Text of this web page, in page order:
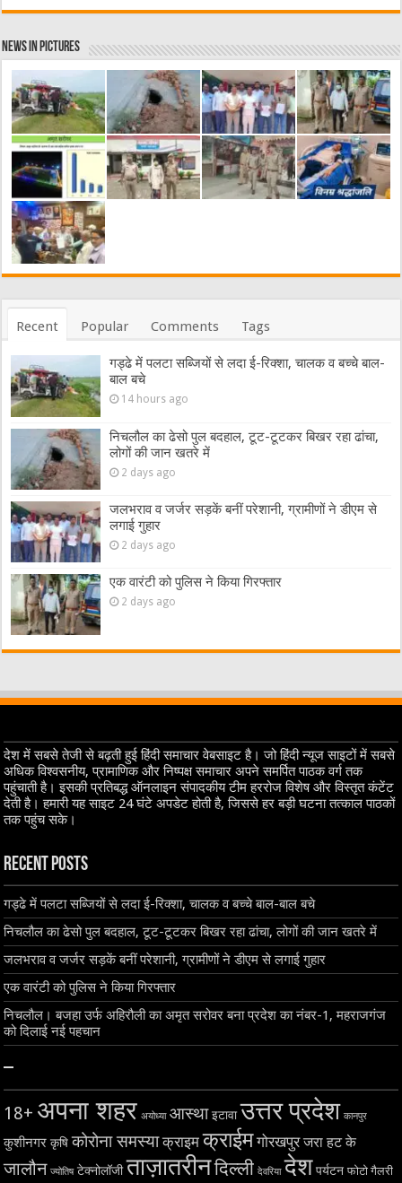
News in Pictures
Recent Popular Comments Tags
गड्ढे में पलटा सब्जियों से लदा ई-रिक्शा, चालक व बच्चे बाल-
बाल बचे
14 hours ago
निचलौल का ढेसो पुल बदहाल, टूट-टूटकर बिखर रहा ढांचा,
लोगों की जान खतरे में
2 days ago
जलभराव व जर्जर सड़कें बनीं परेशानी, ग्रामीणों ने डीएम से
लगाई गुहार
2 days ago
एक वारंटी को पुलिस ने किया गिरफ्तार
2 days ago
देश में सबसे तेजी से बढ़ती हुई हिंदी समाचार वेबसाइट है। जो हिंदी न्यूज साइटों में सबसे
अधिक विश्वसनीय, प्रामाणिक और निष्पक्ष समाचार अपने समर्पित पाठक वर्ग तक
पहुंचाती है। इसकी प्रतिबद्ध ऑनलाइन संपादकीय टीम हररोज विशेष और विस्तृत कंटेंट
देती है। हमारी यह साइट 24 घंटे अपडेट होती है, जिससे हर बड़ी घटना तत्काल पाठकों
तक पहुंच सके।
Recent Posts
गड्ढे में पलटा सब्जियों से लदा ई-रिक्शा, चालक व बच्चे बाल-बाल बचे
निचलौल का ढेसो पुल बदहाल, टूट-टूटकर बिखर रहा ढांचा, लोगों की जान खतरे में
जलभराव व जर्जर सड़कें बनीं परेशानी, ग्रामीणों ने डीएम से लगाई गुहार
एक वारंटी को पुलिस ने किया गिरफ्तार
निचलौल। बजहा उर्फ अहिरौली का अमृत सरोवर बना प्रदेश का नंबर-1, महराजगंज
को दिलाई नई पहचान
–
18+ अपना शहर अयोध्या आस्था इटावा उत्तर प्रदेश कानपुर
कुशीनगर कृषि कोरोना समस्या क्राइम क्राईम गोरखपुर जरा हट के
जालौन ज्योतिष टेक्नोलॉजी ताज़ातरीनदिल्ली देवरिया देश पर्यटन फोटो गैलरी